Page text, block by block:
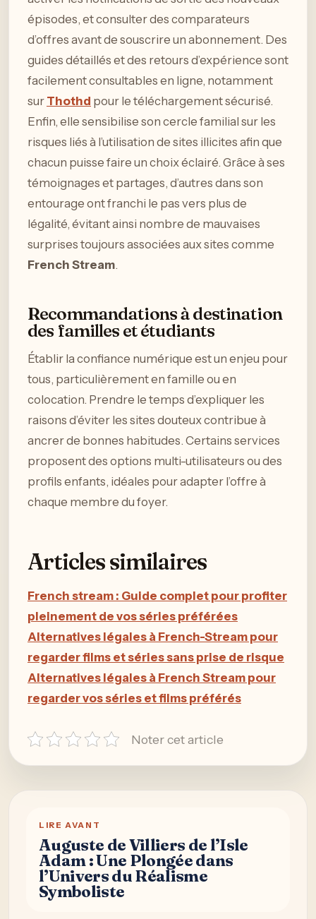
épisodes, et consulter des comparateurs
d’offres avant de souscrire un abonnement. Des
guides détaillés et des retours d’expérience sont
facilement consultables en ligne, notamment
sur Thothd pour le téléchargement sécurisé.
Enfin, elle sensibilise son cercle familial sur les
risques liés à l’utilisation de sites illicites afin que
chacun puisse faire un choix éclairé. Grâce à ses
témoignages et partages, d’autres dans son
entourage ont franchi le pas vers plus de
légalité, évitant ainsi nombre de mauvaises
surprises toujours associées aux sites comme
French Stream.
Recommandations à destination
des familles et étudiants
Établir la confiance numérique est un enjeu pour
tous, particulièrement en famille ou en
colocation. Prendre le temps d’expliquer les
raisons d’éviter les sites douteux contribue à
ancrer de bonnes habitudes. Certains services
proposent des options multi-utilisateurs ou des
profils enfants, idéales pour adapter l’offre à
chaque membre du foyer.
Articles similaires
French stream : Guide complet pour profiter
pleinement de vos séries préférées
Alternatives légales à French-Stream pour
regarder films et séries sans prise de risque
Alternatives légales à French Stream pour
regarder vos séries et films préférés
Noter cet article
LIRE AVANT
Auguste de Villiers de l’Isle
Adam : Une Plongée dans
l’Univers du Réalisme
Symboliste